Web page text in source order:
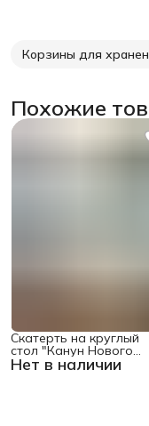
Корзины для
Похожие
Нет в наличии
Скатерть на круглый
стол "Канун Нового
Года", 150х150 , серия